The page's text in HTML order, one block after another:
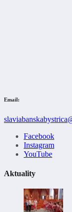
Email:
Facebook
Instagram
YouTube
Aktuality